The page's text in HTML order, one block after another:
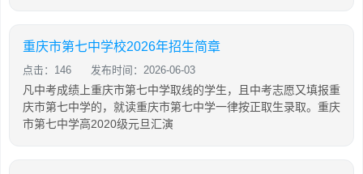
重庆市第七中学校2026年招生简章
点击：146 发布时间：2026-06-03
凡中考成绩上重庆市第七中学取线的学生，且中考志愿又填报重
庆市第七中学的，就读重庆市第七中学一律按正取生录取。重庆
市第七中学高2020级元旦汇演